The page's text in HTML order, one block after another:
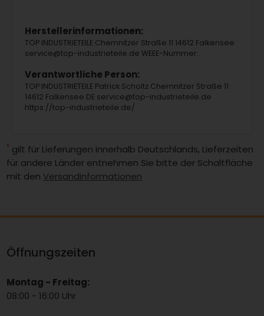
Herstellerinformationen:
TOP INDUSTRIETEILE Chemnitzer Straße 11 14612 Falkensee
service@top-industrieteile.de WEEE-Nummer:
Verantwortliche Person:
TOP INDUSTRIETEILE Patrick Scholtz Chemnitzer Straße 11
14612 Falkensee DE service@top-industrieteile.de
https://top-industrieteile.de/
* gilt für Lieferungen innerhalb Deutschlands, Lieferzeiten
für andere Länder entnehmen Sie bitte der Schaltfläche
mit den Versandinformationen
Öffnungszeiten
Montag - Freitag:
08:00 - 16:00 Uhr